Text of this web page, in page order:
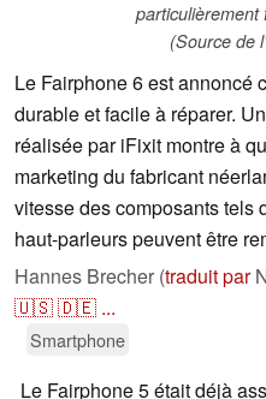
particulièrement
(Source de
Le Fairphone 6 est annoncé
durable et facile à réparer.
réalisée par iFixit montre à
marketing du fabricant
vitesse des composants tels
haut-parleurs peuvent être
Hannes Brecher (traduit par
🇺🇸🇩🇪 ...
Smartphone
Le Fairphone 5 était déjà